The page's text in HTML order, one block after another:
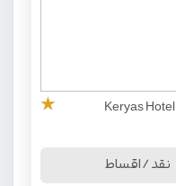
Keryas Hotel
★
نقد / اقساط